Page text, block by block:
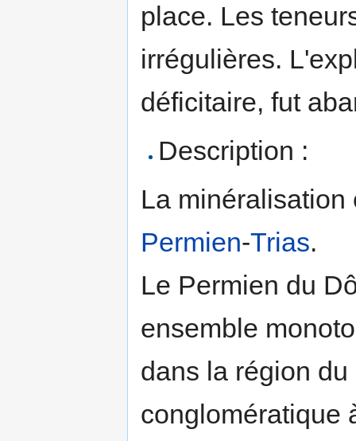
place. Les
irrégulières.
déficitaire, fut
Description :
La
Permien-Trias.
Le Permien du
ensemble
dans la région
conglomératique